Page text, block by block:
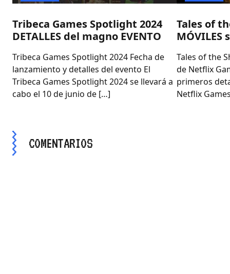
Tribeca Games Spotlight 2024
DETALLES del magno EVENTO
Tribeca Games Spotlight 2024 Fecha de
lanzamiento y detalles del evento El
Tribeca Games Spotlight 2024 se llevará a
cabo el 10 de junio de […]
Tales of
MÓVILES
Tales of the
de Netflix
primeros
Netflix
COMENTARIOS